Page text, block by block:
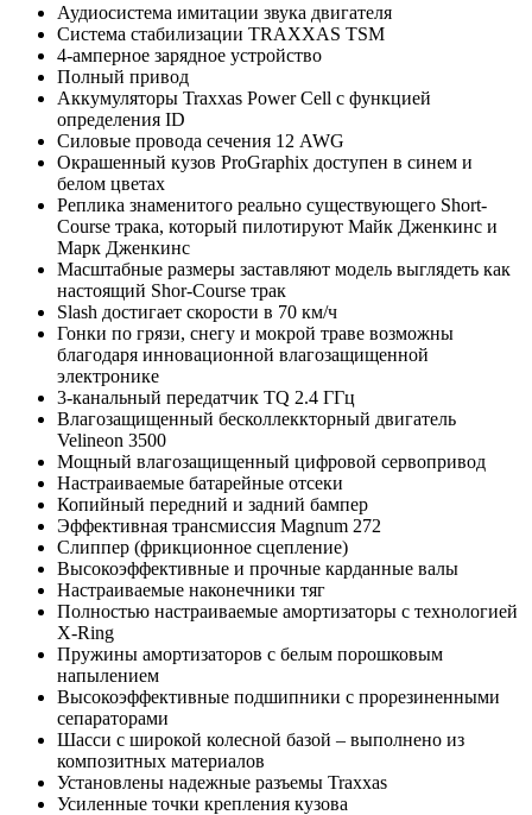
Аудиосистема имитации звука двигателя
Система стабилизации TRAXXAS TSM
4-амперное зарядное устройство
Полный привод
Аккумуляторы Traxxas Power Cell с функцией
определения ID
Силовые провода сечения 12 AWG
Окрашенный кузов ProGraphix доступен в синем и
белом цветах
Реплика знаменитого реально существующего Short-
Course трака, который пилотируют Майк Дженкинс и
Марк Дженкинс
Масштабные размеры заставляют модель выглядеть как
настоящий Shor-Course трак
Slash достигает скорости в 70 км/ч
Гонки по грязи, снегу и мокрой траве возможны
благодаря инновационной влагозащищенной
электронике
3-канальный передатчик TQ 2.4 ГГц
Влагозащищенный бесколлеккторный двигатель
Velineon 3500
Мощный влагозащищенный цифровой сервопривод
Настраиваемые батарейные отсеки
Копийный передний и задний бампер
Эффективная трансмиссия Magnum 272
Слиппер (фрикционное сцепление)
Высокоэффективные и прочные карданные валы
Настраиваемые наконечники тяг
Полностью настраиваемые амортизаторы с технологией
X-Ring
Пружины амортизаторов с белым порошковым
напылением
Высокоэффективные подшипники с прорезиненными
сепараторами
Шасси с широкой колесной базой – выполнено из
композитных материалов
Установлены надежные разъемы Traxxas
Усиленные точки крепления кузова